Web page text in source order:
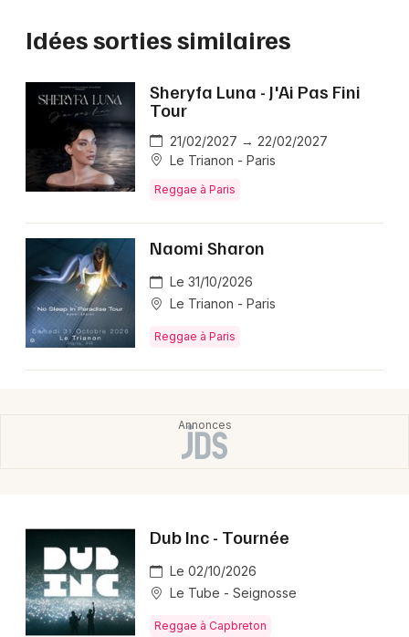
Idées sorties similaires
Sheryfa Luna - J'Ai Pas Fini
Tour
21/02/2027 → 22/02/2027
Le Trianon - Paris
Reggae à Paris
Naomi Sharon
Le 31/10/2026
Le Trianon - Paris
Reggae à Paris
Dub Inc - Tournée
Le 02/10/2026
Le Tube - Seignosse
Reggae à Capbreton